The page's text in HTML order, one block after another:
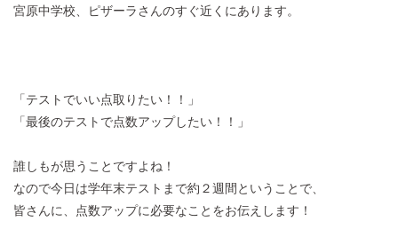
宮原中学校、ピザーラさんのすぐ近くにあります。
「テストでいい点取りたい！！」
「最後のテストで点数アップしたい！！」
誰しもが思うことですよね！
なので今日は学年末テストまで約２週間ということで、
皆さんに、点数アップに必要なことをお伝えします！